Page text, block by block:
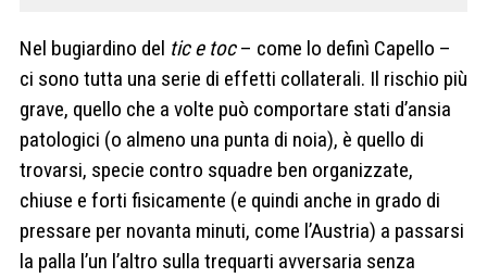
Nel bugiardino del tic e toc– come lo definì Capello –
ci sono tutta una serie di effetti collaterali. Il rischio più
grave, quello che a volte può comportare stati d’ansia
patologici (o almeno una punta di noia), è quello di
trovarsi, specie contro squadre ben organizzate,
chiuse e forti fisicamente (e quindi anche in grado di
pressare per novanta minuti, come l’Austria) a passarsi
la palla l’un l’altro sulla trequarti avversaria senza